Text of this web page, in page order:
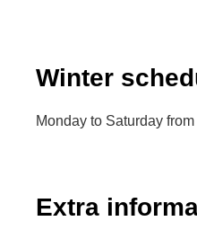
Winter
Monday to Saturday
Extra